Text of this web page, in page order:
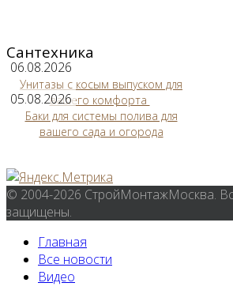
Сантехника
06.08.2026
Унитазы с косым выпуском для
вашего комфорта
05.08.2026
Баки для системы полива для
вашего сада и огорода
© 2004-2026 СтройМонтажМосква.
защищены.
Главная
Все новости
Видео